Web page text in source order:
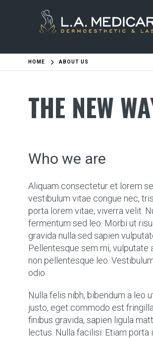
HOME ABOUT US
THE NEW
Who we are
Aliquam consectetur et lorem
vestibulum vitae congue nec,
porta lorem vitae, viverra velit.
fermentum sed leo. Morbi ut
gravida nulla sed sapien
Pellentesque sem mi, vulputate
non pellentesque leo.
odio.
Nulla felis nibh, bibendum a leo
justo, eget commodo est
finibus gravida, sapien ligula
lectus. Nulla facilisi. Etiam